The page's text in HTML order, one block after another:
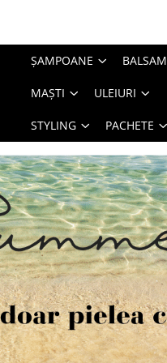
ȘAMPOANE BALSAM
MAȘTI ULEIURI
STYLING PACHETE